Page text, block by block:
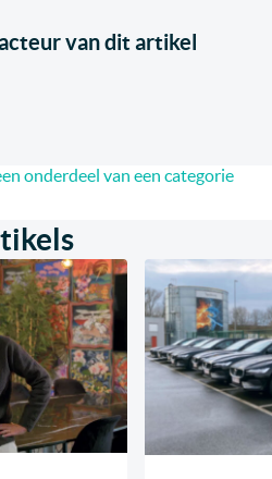
van dit artikel
onderdeel van een categorie